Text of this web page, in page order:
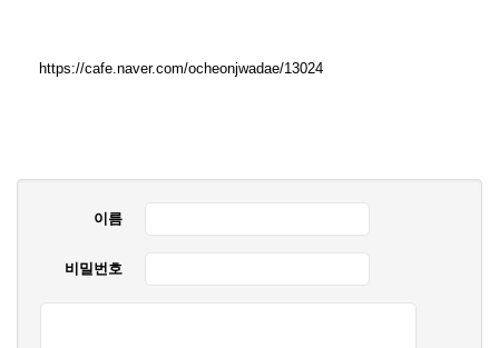
https://cafe.naver.com/ocheonjwadae/13024
이름
비밀번호